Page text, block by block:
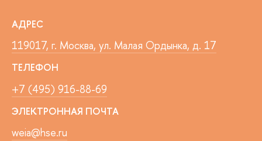
АДРЕС
119017, г. Москва, ул. Малая Ордынка, д. 17
ТЕЛЕФОН
+7 (495) 916-88-69
ЭЛЕКТРОННАЯ ПОЧТА
weia@hse.ru